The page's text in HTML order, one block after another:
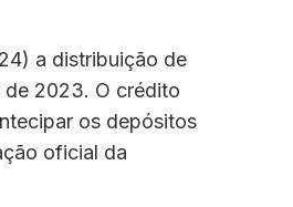
a distribuição de
de 2023. O crédito
os depósitos
oficial da